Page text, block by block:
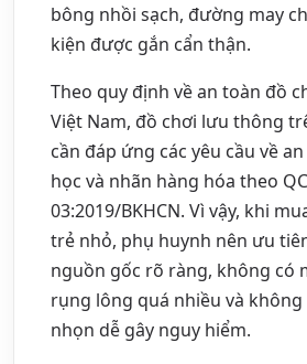
bông nhồi sạch, đường may
kiện được gắn cẩn thận.
Theo quy định về an toàn đồ
Việt Nam, đồ chơi lưu thông
cần đáp ứng các yêu cầu về
học và nhãn hàng hóa theo
03:2019/BKHCN. Vì vậy, khi
trẻ nhỏ, phụ huynh nên ưu
nguồn gốc rõ ràng, không có
rụng lông quá nhiều và không
nhọn dễ gây nguy hiểm.